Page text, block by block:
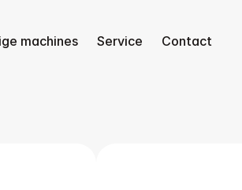
machines Service Contact